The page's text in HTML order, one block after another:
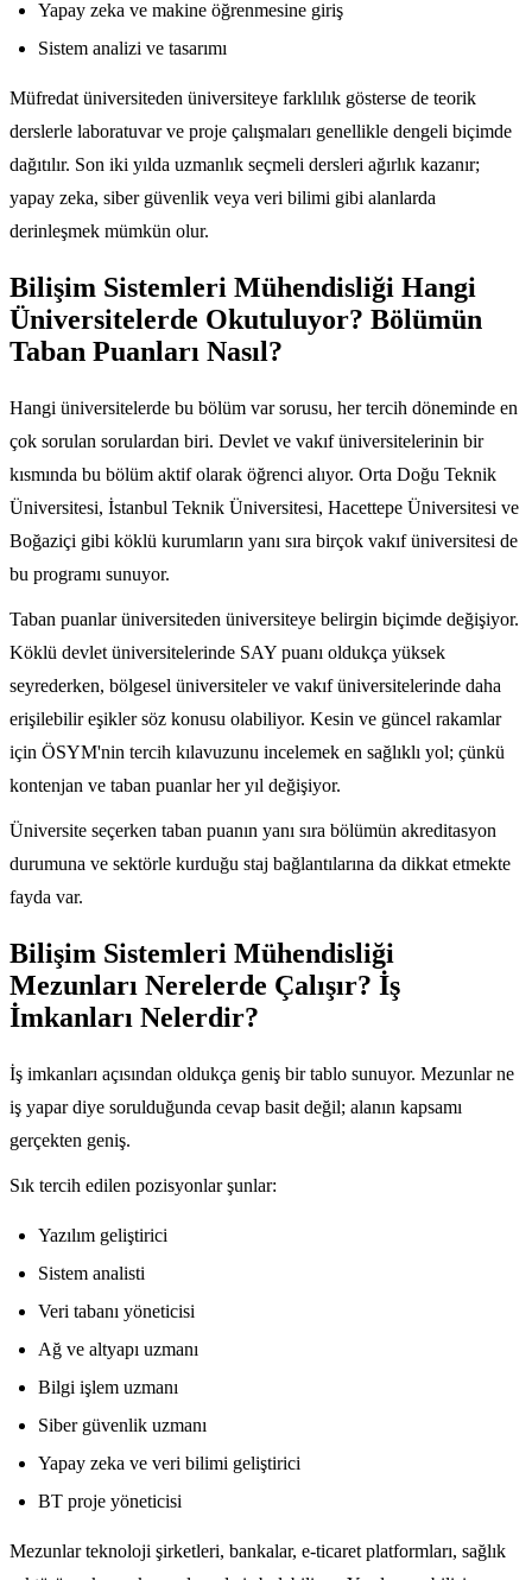
Yapay zeka ve makine öğrenmesine giriş
Sistem analizi ve tasarımı
Müfredat üniversiteden üniversiteye farklılık gösterse de teorik
derslerle laboratuvar ve proje çalışmaları genellikle dengeli biçimde
dağıtılır. Son iki yılda uzmanlık seçmeli dersleri ağırlık kazanır;
yapay zeka, siber güvenlik veya veri bilimi gibi alanlarda
derinleşmek mümkün olur.
Bilişim Sistemleri Mühendisliği Hangi
Üniversitelerde Okutuluyor? Bölümün
Taban Puanları Nasıl?
Hangi üniversitelerde bu bölüm var sorusu, her tercih döneminde en
çok sorulan sorulardan biri. Devlet ve vakıf üniversitelerinin bir
kısmında bu bölüm aktif olarak öğrenci alıyor. Orta Doğu Teknik
Üniversitesi, İstanbul Teknik Üniversitesi, Hacettepe Üniversitesi ve
Boğaziçi gibi köklü kurumların yanı sıra birçok vakıf üniversitesi de
bu programı sunuyor.
Taban puanlar üniversiteden üniversiteye belirgin biçimde değişiyor.
Köklü devlet üniversitelerinde SAY puanı oldukça yüksek
seyrederken, bölgesel üniversiteler ve vakıf üniversitelerinde daha
erişilebilir eşikler söz konusu olabiliyor. Kesin ve güncel rakamlar
için ÖSYM'nin tercih kılavuzunu incelemek en sağlıklı yol; çünkü
kontenjan ve taban puanlar her yıl değişiyor.
Üniversite seçerken taban puanın yanı sıra bölümün akreditasyon
durumuna ve sektörle kurduğu staj bağlantılarına da dikkat etmekte
fayda var.
Bilişim Sistemleri Mühendisliği
Mezunları Nerelerde Çalışır? İş
İmkanları Nelerdir?
İş imkanları açısından oldukça geniş bir tablo sunuyor. Mezunlar ne
iş yapar diye sorulduğunda cevap basit değil; alanın kapsamı
gerçekten geniş.
Sık tercih edilen pozisyonlar şunlar:
Yazılım geliştirici
Sistem analisti
Veri tabanı yöneticisi
Ağ ve altyapı uzmanı
Bilgi işlem uzmanı
Siber güvenlik uzmanı
Yapay zeka ve veri bilimi geliştirici
BT proje yöneticisi
Mezunlar teknoloji şirketleri, bankalar, e-ticaret platformları, sağlık